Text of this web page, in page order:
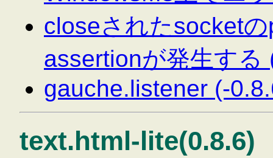
closeされたsocket
assertionが発生する
gauche.listener (-
text.html-lite(0.8.6)